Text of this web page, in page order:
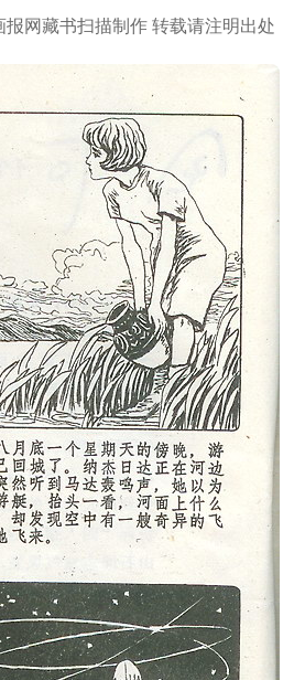
网藏书扫描制作 转载请注明出处